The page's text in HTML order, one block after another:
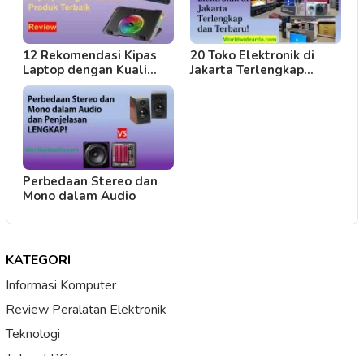
12 Rekomendasi Kipas
Laptop dengan Kuali…
20 Toko Elektronik di
Jakarta Terlengkap…
Perbedaan Stereo dan
Mono dalam Audio
KATEGORI
Informasi Komputer
Review Peralatan Elektronik
Teknologi